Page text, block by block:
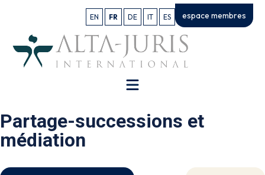
EN FR DE IT ES espace membres
Partage-successions et
médiation